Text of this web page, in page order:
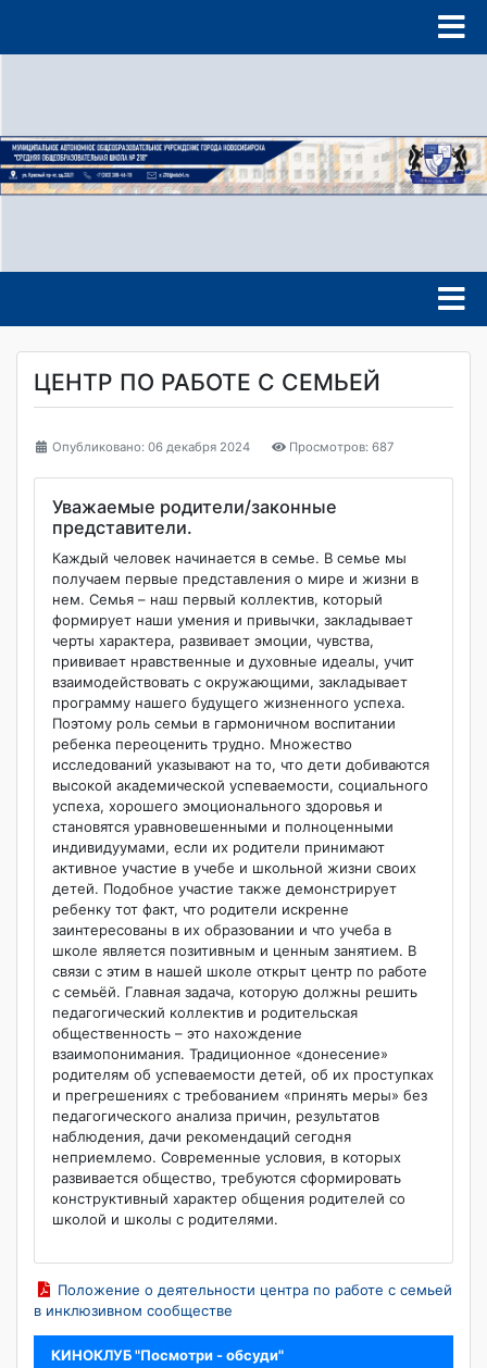
ЦЕНТР ПО РАБОТЕ С СЕМЬЕЙ
Опубликовано: 06 декабря 2024 Просмотров: 687
Уважаемые родители/законные
представители.
Каждый человек начинается в семье. В семье мы
получаем первые представления о мире и жизни в
нем. Семья – наш первый коллектив, который
формирует наши умения и привычки, закладывает
черты характера, развивает эмоции, чувства,
прививает нравственные и духовные идеалы, учит
взаимодействовать с окружающими, закладывает
программу нашего будущего жизненного успеха.
Поэтому роль семьи в гармоничном воспитании
ребенка переоценить трудно. Множество
исследований указывают на то, что дети добиваются
высокой академической успеваемости, социального
успеха, хорошего эмоционального здоровья и
становятся уравновешенными и полноценными
индивидуумами, если их родители принимают
активное участие в учебе и школьной жизни своих
детей. Подобное участие также демонстрирует
ребенку тот факт, что родители искренне
заинтересованы в их образовании и что учеба в
школе является позитивным и ценным занятием. В
связи с этим в нашей школе открыт центр по работе
с семьёй. Главная задача, которую должны решить
педагогический коллектив и родительская
общественность – это нахождение
взаимопонимания. Традиционное «донесение»
родителям об успеваемости детей, об их проступках
и прегрешениях с требованием «принять меры» без
педагогического анализа причин, результатов
наблюдения, дачи рекомендаций сегодня
неприемлемо. Современные условия, в которых
развивается общество, требуются сформировать
конструктивный характер общения родителей со
школой и школы с родителями.
Положение о деятельности центра по работе с семьей
в инклюзивном сообществе
КИНОКЛУБ "Посмотри - обсуди"